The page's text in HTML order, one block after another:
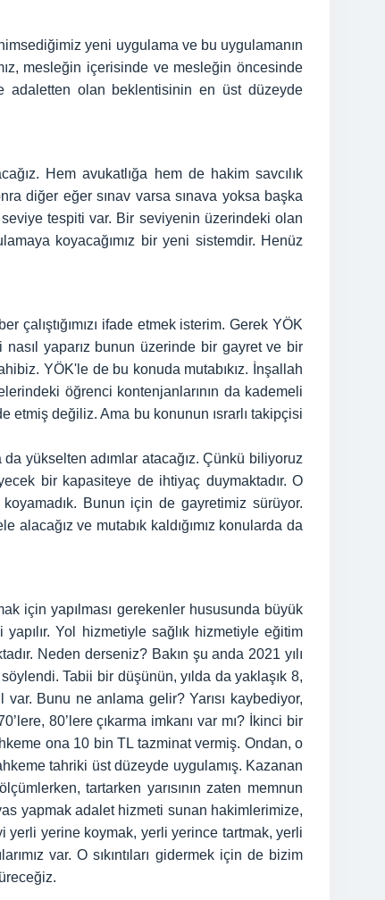
yeni uygulama ve bu uygulamanın
mesleğin içerisinde ve mesleğin öncesinde
adaletten olan beklentisinin en üst düzeyde
Hem avukatlığa hem de hakim savcılık
diğer eğer sınav varsa sınava yoksa başka
tespiti var. Bir seviyenin üzerindeki olan
koyacağımız bir yeni sistemdir. Henüz
ifade etmek isterim. Gerek YÖK
yaparız bunun üzerinde bir gayret ve bir
YÖK'le de bu konuda mutabıkız. İnşallah
öğrenci kontenjanlarının da kademeli
etmiş değiliz. Ama bu konunun ısrarlı takipçisi
da yükselten adımlar atacağız. Çünkü biliyoruz
bir kapasiteye de ihtiyaç duymaktadır. O
Bunun için de gayretimiz sürüyor.
ve mutabık kaldığımız konularda da
için yapılması gerekenler hususunda büyük
Yol hizmetiyle sağlık hizmetiyle eğitim
Neden derseniz? Bakın şu anda 2021 yılı
Tabii bir düşünün, yılda da yaklaşık 8,
Bunu ne anlama gelir? Yarısı kaybediyor,
80’lere çıkarma imkanı var mı? İkinci bir
ona 10 bin TL tazminat vermiş. Ondan, o
tahriki üst düzeyde uygulamış. Kazanan
tartarken yarısının zaten memnun
yapmak adalet hizmeti sunan hakimlerimize,
yerli yerine koymak, yerli yerince tartmak, yerli
var. O sıkıntıları gidermek için de bizim